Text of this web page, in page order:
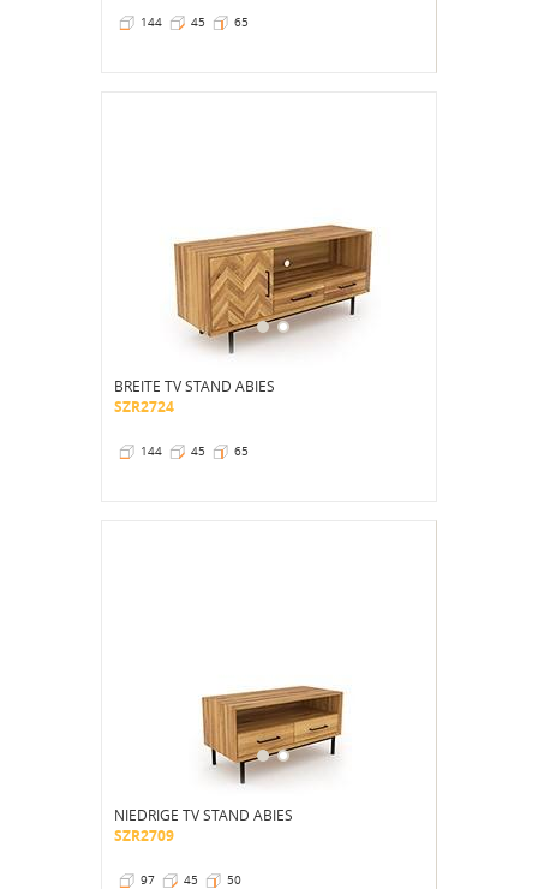
144 45 65
BREITE TV STAND ABIES
SZR2724
144 45 65
NIEDRIGE TV STAND ABIES
SZR2709
97 45 50